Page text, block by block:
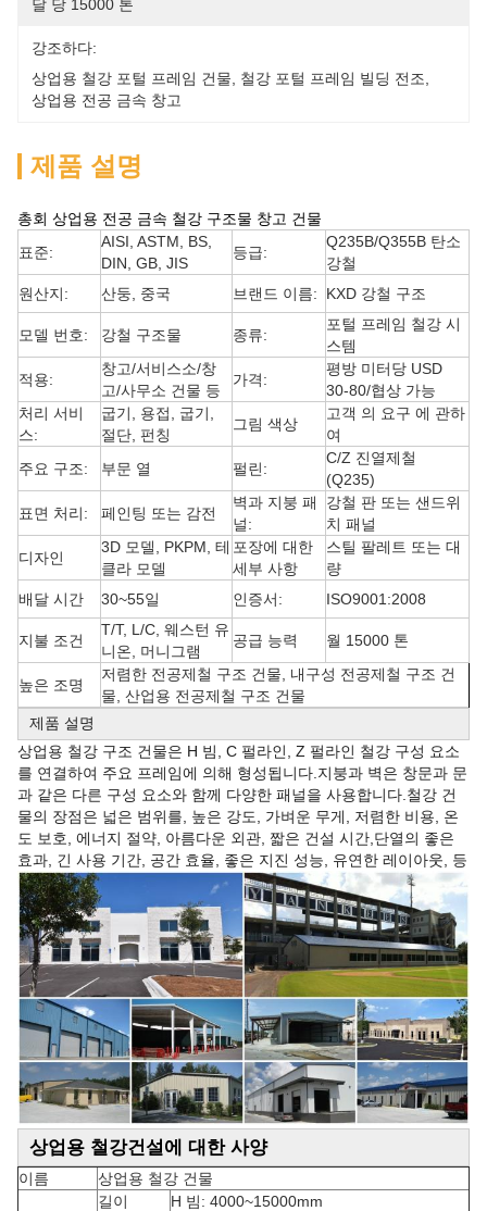
달 당 15000 톤
강조하다:
상업용 철강 포털 프레임 건물
철강 포털 프레임 빌딩 전조
상업용 전공 금속 창고
제품 설명
총회 상업용 전공 금속 철강 구조물 창고 건물
표준:
AISI, ASTM, BS,
DIN, GB, JIS
등급:
Q235B/Q355B 탄소
강철
원산지:
산둥, 중국 브랜드 이름: KXD 강철 구조
모델 번호: 강철 구조물 종류:
포털 프레임 철강 시
스템
적용:
창고/서비스소/창
고/사무소 건물 등
가격:
평방 미터당 USD
30-80/협상 가능
처리 서비
스:
굽기, 용접, 굽기,
절단, 펀칭
그림 색상
고객 의 요구 에 관하
여
주요 구조:
부문 열 펄린:
C/Z 진열제철
(Q235)
표면 처리:
페인팅 또는 감전
벽과 지붕 패
널:
강철 판 또는 샌드위
치 패널
디자인
3D 모델, PKPM, 테
클라 모델
포장에 대한
세부 사항
스틸 팔레트 또는 대
량
배달 시간
30~55일 인증서: ISO9001:2008
지불 조건
T/T, L/C, 웨스턴 유
니온, 머니그램
공급 능력 월 15000 톤
높은 조명
저렴한 전공제철 구조 건물, 내구성 전공제철 구조 건
물, 산업용 전공제철 구조 건물
제품 설명
상업용 철강 구조 건물은 H 빔, C 펄라인, Z 펄라인 철강 구성 요소
를 연결하여 주요 프레임에 의해 형성됩니다.지붕과 벽은 창문과 문
과 같은 다른 구성 요소와 함께 다양한 패널을 사용합니다.철강 건
물의 장점은 넓은 범위를, 높은 강도, 가벼운 무게, 저렴한 비용, 온
도 보호, 에너지 절약, 아름다운 외관, 짧은 건설 시간,단열의 좋은
효과, 긴 사용 기간, 공간 효율, 좋은 지진 성능, 유연한 레이아웃, 등
상업용 철강건설에 대한 사양
이름 상업용 철강 건물
길이
H 빔: 4000~15000mm